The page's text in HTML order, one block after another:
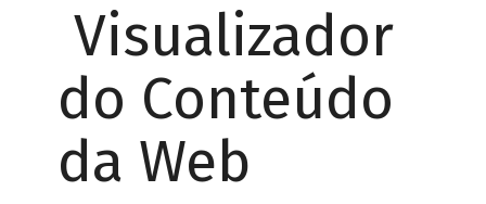
Visualizador
do Conteúdo
da Web